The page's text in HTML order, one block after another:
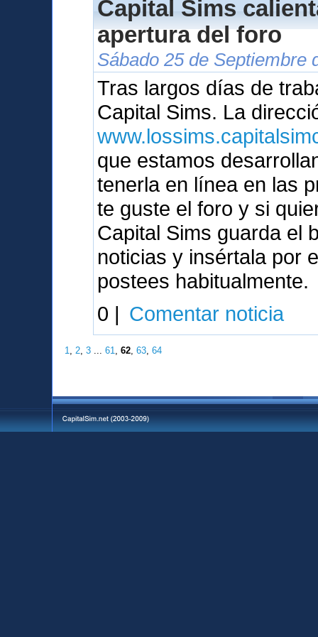
Capital Sims
apertura del foro
Sábado 25 de Septiembre
Tras largos días de
Capital Sims. La
que estamos
tenerla en línea en las
te guste el foro y si
Capital Sims guarda el
noticias y insértala por
postees habitualmente.
0 | Comentar noticia
1 2 ,3 ...61 ,62 ,63 ,64